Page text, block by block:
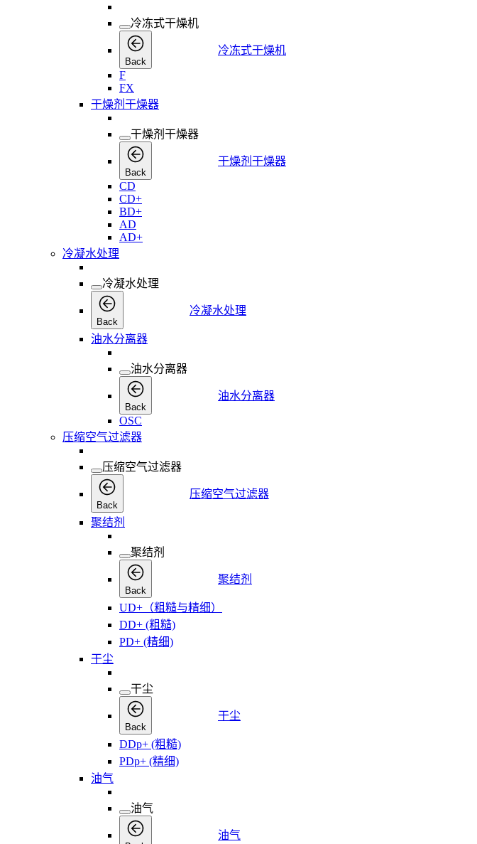
冷冻式干燥机
Back
冷冻式干燥机
F
FX
干燥剂干燥器
干燥剂干燥器
Back
干燥剂干燥器
CD
CD+
BD+
AD
AD+
冷凝水处理
冷凝水处理
Back
冷凝水处理
油水分离器
油水分离器
Back
油水分离器
OSC
压缩空气过滤器
压缩空气过滤器
Back
压缩空气过滤器
聚结剂
聚结剂
Back
聚结剂
UD+（粗糙与精细）
DD+ (粗糙)
PD+ (精细)
干尘
干尘
Back
干尘
DDp+ (粗糙)
PDp+ (精细)
油气
油气
油气